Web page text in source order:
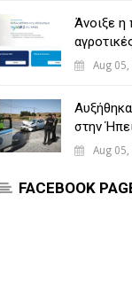
Άνοιξε η
Aug 05,
στην
5.500Aug 05,
FACEBOOK